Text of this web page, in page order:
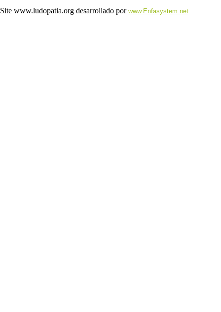
Site www.ludopatia.org desarrollado por www.Enfasystem.net